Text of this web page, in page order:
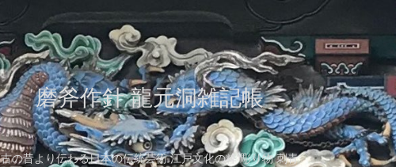
磨斧作針 龍元洞雑記帳
古の昔より伝わる日本の伝統芸術 江戸文化の粋 彫り物 刺青